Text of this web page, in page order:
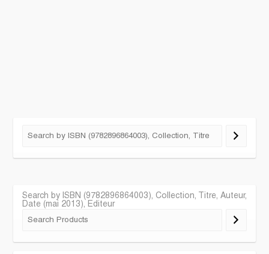
Search by ISBN (9782896864003), Collection, Titre, Auteur,
Date (mai 2013), Editeur